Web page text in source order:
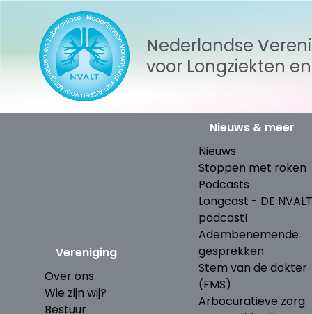
Nederlandse
voor Longziekten en
Vereniging
Over ons
Wie zijn wij?
Bestuur
Nieuws & meer
Nieuws
Stoppen met roken
Podcasts
Longcast - DE NVALT
podcast!
Adembenemende
gesprekken
Stem van de dokter
(FMS)
Arbocuratieve zorg